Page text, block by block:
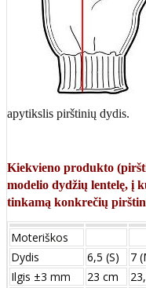
apytikslis pirštinių dydis.
Kiekvieno produkto
modelio dydžių lentelę, į
tinkamą konkrečių
Moteriškos
Dydis
6,5 (S) 7
Ilgis ±3 mm
23 cm